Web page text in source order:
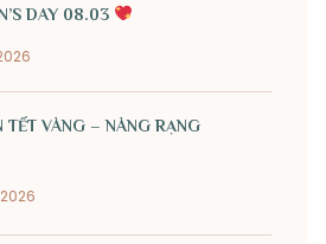
DAY 08.03
TẾT VÀNG – NÀNG RẠNG